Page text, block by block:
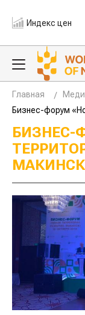
Индекс цен
Главная
Бизнес-форум
БИЗНЕС-